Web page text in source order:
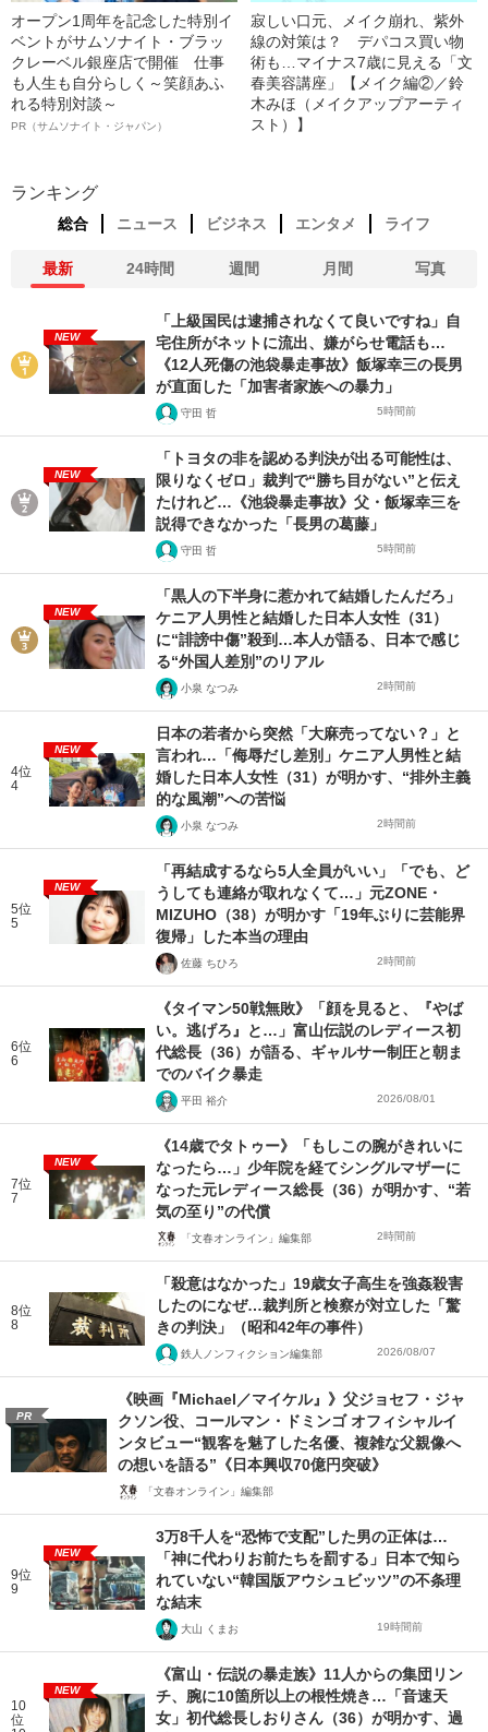
オープン1周年を記念した特別イ
ベントがサムソナイト・ブラッ
クレーベル銀座店で開催 仕事
も人生も自分らしく～笑顔あふ
れる特別対談～
PR（サムソナイト・ジャパン）
寂しい口元、メイク崩れ、紫外
線の対策は？ デパコス買い物
術も…マイナス7歳に見える「文
春美容講座」【メイク編②／鈴
木みほ（メイクアップアーティ
スト）】
ランキング
総合 ニュース ビジネス エンタメ ライフ
最新 24時間 週間 月間 写真
NEW
「上級国民は逮捕されなくて良いですね」自
宅住所がネットに流出、嫌がらせ電話も…
《12人死傷の池袋暴走事故》飯塚幸三の長男
が直面した「加害者家族への暴力」
守田 哲 5時間前
NEW
「トヨタの非を認める判決が出る可能性は、
限りなくゼロ」裁判で“勝ち目がない”と伝え
たけれど…《池袋暴走事故》父・飯塚幸三を
説得できなかった「長男の葛藤」
守田 哲 5時間前
NEW
「黒人の下半身に惹かれて結婚したんだろ」
ケニア人男性と結婚した日本人女性（31）
に“誹謗中傷”殺到…本人が語る、日本で感じ
る“外国人差別”のリアル
小泉 なつみ 2時間前
4位
4
NEW
日本の若者から突然「大麻売ってない？」と
言われ…「侮辱だし差別」ケニア人男性と結
婚した日本人女性（31）が明かす、“排外主義
的な風潮”への苦悩
小泉 なつみ 2時間前
5位
5
NEW
「再結成するなら5人全員がいい」「でも、ど
うしても連絡が取れなくて…」元ZONE・
MIZUHO（38）が明かす「19年ぶりに芸能界
復帰」した本当の理由
佐藤 ちひろ 2時間前
6位
6
《タイマン50戦無敗》「顔を見ると、『やば
い。逃げろ』と…」富山伝説のレディース初
代総長（36）が語る、ギャルサー制圧と朝ま
でのバイク暴走
平田 裕介 2026/08/01
7位
7
NEW
《14歳でタトゥー》「もしこの腕がきれいに
なったら…」少年院を経てシングルマザーに
なった元レディース総長（36）が明かす、“若
気の至り”の代償
「文春オンライン」編集部 2時間前
8位
8
「殺意はなかった」19歳女子高生を強姦殺害
したのになぜ…裁判所と検察が対立した「驚
きの判決」（昭和42年の事件）
鉄人ノンフィクション編集部 2026/08/07
PR
《映画『Michael／マイケル』》父ジョセフ・ジャ
クソン役、コールマン・ドミンゴ オフィシャルイ
ンタビュー“観客を魅了した名優、複雑な父親像へ
の想いを語る”《日本興収70億円突破》
「文春オンライン」編集部
9位
9
NEW
3万8千人を“恐怖で支配”した男の正体は…
「神に代わりお前たちを罰する」日本で知ら
れていない“韓国版アウシュビッツ”の不条理
な結末
大山 くまお 19時間前
10
位
NEW
《富山・伝説の暴走族》11人からの集団リン
チ、腕に10箇所以上の根性焼き…「音速天
女」初代総長しおりさん（36）が明かす、過